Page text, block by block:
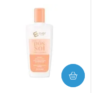
COMPRAR